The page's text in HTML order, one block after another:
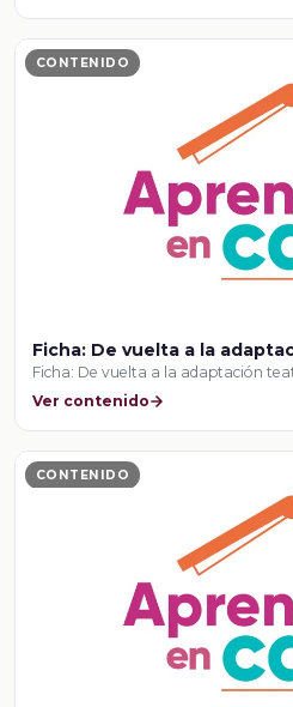
CONTENIDO
Ficha: De vuelta a la
Ficha: De vuelta a la adaptación
Ver contenido
CONTENIDO